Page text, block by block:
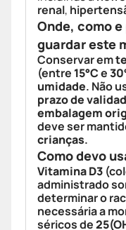
renal,
Onde, como
guardar este
Conservar em
(entre 15°Ce
umidade. Não
prazo de
embalagem
deve ser
crianças.
Como devo
Vitamina D3
administrado
determinar o
necessária a
séricos de